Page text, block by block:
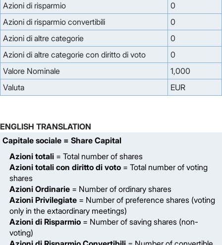
Azioni di risparmio
0
Azioni di risparmio convertibili
0
Azioni di altre categorie
0
Azioni di altre categorie con diritto di voto
0
Valore Nominale
1,000
Valuta
EUR
ENGLISH TRANSLATION
Capitale sociale = Share Capital
Azioni totali = Total number of shares
Azioni totali con diritto di voto = Total number of voting
shares
Azioni Ordinarie = Number of ordinary shares
Azioni Privilegiate = Number of preference shares (voting
only in the extaordinary meetings)
Azioni di Risparmio = Number of saving shares (non-
voting)